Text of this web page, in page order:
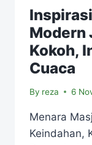
Modern
Kokoh,
Cuaca
By reza 6
Menara
Keindahan,